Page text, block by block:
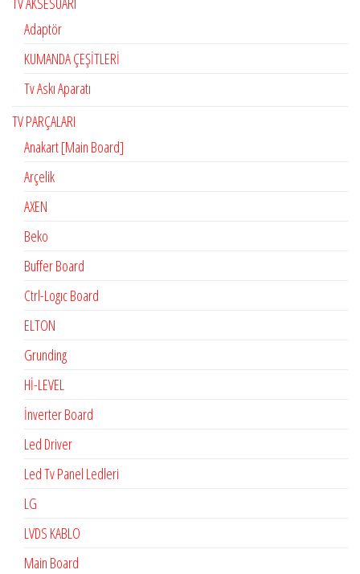
Adaptör
KUMANDA ÇEŞİTLERİ
Tv Askı Aparatı
TV PARÇALARI
Anakart [Main Board]
Arçelik
AXEN
Beko
Buffer Board
Ctrl-Logıc Board
ELTON
Grunding
Hİ-LEVEL
İnverter Board
Led Driver
Led Tv Panel Ledleri
LG
LVDS KABLO
Main Board